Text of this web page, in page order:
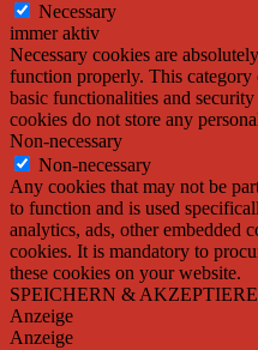
Necessary
immer aktiv
Necessary cookies are
function properly. This category
basic functionalities and
cookies do not store any
Non-necessary
Non-necessary
Any cookies that may not be
to function and is used
analytics, ads, other embedded
cookies. It is mandatory to
these cookies on your website.
SPEICHERN &
Anzeige
Anzeige